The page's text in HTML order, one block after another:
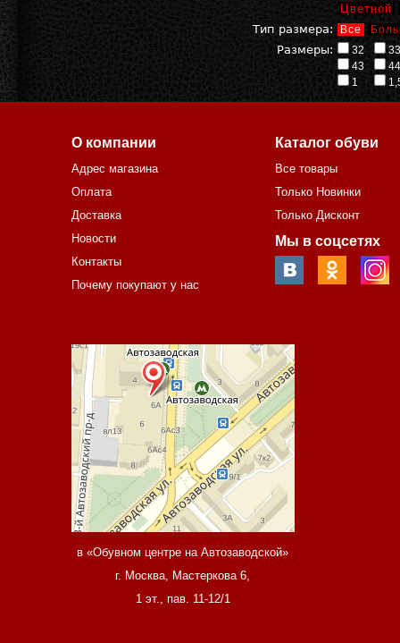
Цветной
Тип размера:
Все
Размеры: 32
33
43
44
1
О компании
Адрес магазина
Оплата
Доставка
Новости
Контакты
Почему покупают у нас
Каталог обуви
Все товары
Только Новинки
Только Дисконт
Мы в соцсетях
в «Обувном центре на Автозаводской»
г. Москва, Мастеркова 6,
1 эт., пав. 11-12/1